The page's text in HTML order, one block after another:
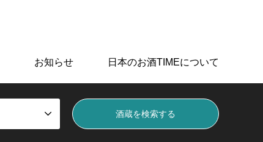
お知らせ 日本のお酒TIMEについて